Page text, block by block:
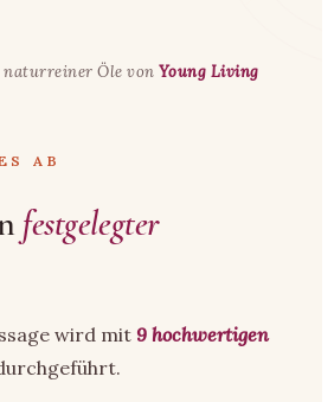
naturreiner Öle vonYoung Living
AB
festgelegter
wird mit 9 hochwertigen